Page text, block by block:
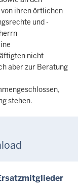
ihren örtlichen
und -
nicht
aber zur Beratung
stehen.